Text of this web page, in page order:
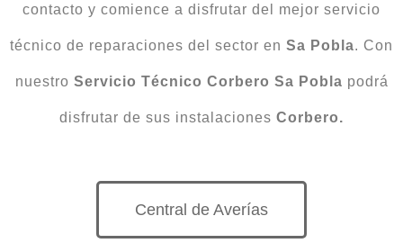
contacto y comience a disfrutar del mejor servicio
técnico de reparaciones del sector en Sa Pobla. Con
nuestro Servicio Técnico Corbero Sa Pobla podrá
disfrutar de sus instalaciones Corbero.
Central de Averías